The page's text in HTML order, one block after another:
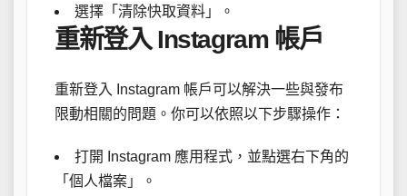
選擇「清除快取資料」。
重新登入 Instagram 帳戶
重新登入 Instagram 帳戶可以解決一些與發布
限動相關的問題。你可以依照以下步驟操作：
打開 Instagram 應用程式，並點選右下角的
「個人檔案」。